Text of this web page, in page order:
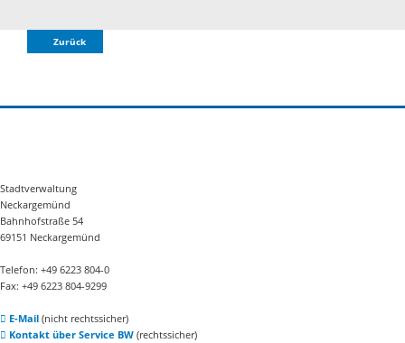
Zurück
Stadtverwaltung
Neckargemünd
Bahnhofstraße 54
69151 Neckargemünd
Telefon: +49 6223 804-0
Fax: +49 6223 804-9299
E-Mail(nicht rechtssicher)
Kontakt über Service BW(rechtssicher)